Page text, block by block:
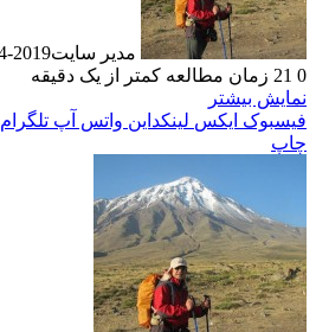
مدیر سایت2019-04-18
0
زمان مطالعه کمتر از یک دقیقه
نمایش بیشتر
فیسبوک ایکس لینکداین واتس آپ تلگرام
چاپ